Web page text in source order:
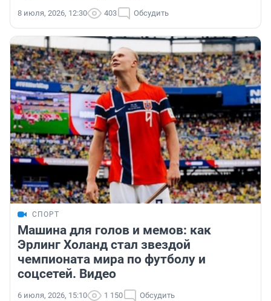
8 июля, 2026, 12:30 403 Обсудить
СПОРТ
Машина для голов и мемов: как
Эрлинг Холанд стал звездой
чемпионата мира по футболу и
соцсетей. Видео
6 июля, 2026, 15:10 1 150 Обсудить